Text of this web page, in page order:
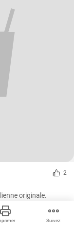
2
originale.
Suivez